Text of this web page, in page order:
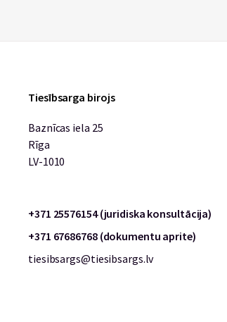
Tiesībsarga birojs
Baznīcas iela 25
Rīga
LV-1010
+371 25576154 (juridiska konsultācija)
+371 67686768 (dokumentu aprite)
tiesibsargs@tiesibsargs.lv